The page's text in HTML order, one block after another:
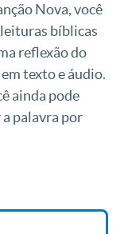
Nova, você
bíblicas
reflexão do
texto e áudio.
ainda pode
palavra por